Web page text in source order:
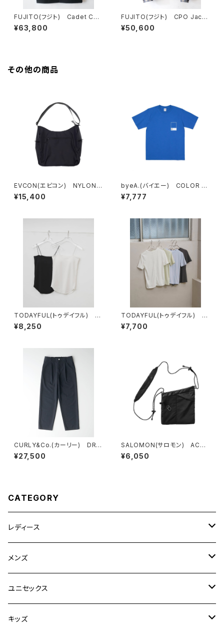
FUJITO(フジト) Cadet Coa
t
¥63,800
FUJITO(フジト) CPO Jack
et
¥50,600
その他の商品
EVCON(エビコン) NYLON R
OUND BAG
¥15,400
byeA.(バイエー) COLOR T
EE
¥7,777
TODAYFUL(トゥデイフル) C
upin Flatseam Camisole
¥8,250
TODAYFUL(トゥデイフル) Hi
ghgauge Compact T-shirt
s
¥7,700
CURLY&Co.(カーリー) DRY
MESH PANTS
¥27,500
SALOMON(サロモン) ACS
2
¥6,050
CATEGORY
レディース
CLANE
TOPS
BOTTOMS
TEN.
ETRE TOKYO
メンズ
FUJITO
TOPS
CURLY
ユニセックス
20/80
キッズ